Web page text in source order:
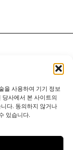
을 사용하여 기기 정보
사에서 본 사이트의
다. 동의하지 않거나
있습니다.